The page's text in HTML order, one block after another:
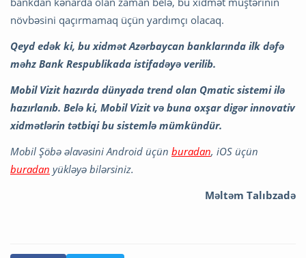
növbəsini qaçırmamaq üçün yardımçı olacaq.
Qeyd edək ki, bu xidmət Azərbaycan banklarında ilk dəfə
məhz Bank Respublikada istifadəyə verilib.
Mobil Vizit hazırda dünyada trend olan Qmatic sistemi ilə
hazırlanıb. Belə ki, Mobil Vizit və buna oxşar digər innovativ
xidmətlərin tətbiqi bu sistemlə mümkündür.
Mobil Şöbə əlavəsini Android üçün buradan, iOS üçün
buradan yükləyə bilərsiniz.
Məltəm Talıbzadə